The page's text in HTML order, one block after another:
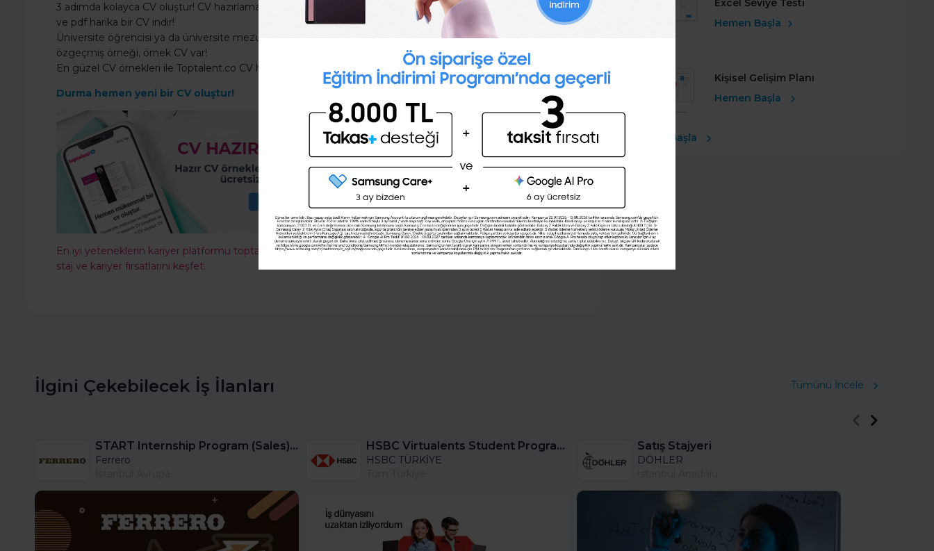
Profesyonel bir CV hazırlayıp PDF
olarak indirmek ister misin?
3 adımda kolayca CV oluştur! CV hazırlama formu ile bilgilerini doldur, hazır CV örnekleri arasından birini seç
ve pdf harika bir CV indir!
Üniversite öğrencisi ya da üniversite mezunuysan CV nasıl hazırlanır hiç düşünme! Burada birçok hazır
özgeçmiş örneği, örnek CV var!
En güzel CV örnekleri ile Toptalent.co CV hazırlama sitesi tam sana göre!
Durma hemen yeni bir CV oluştur!
En iyi yeteneklerin kariyer platformu toptalent.co'yaüye ol,Türkiye'nin ve dünyanın en iyi şirketlerinin iş,
staj ve kariyer fırsatlarını keşfet.
Excel Seviye Testi
Hemen Başla
Kişisel Gelişim Planı
Hemen Başla
Ücretsiz Başla
İlgini Çekebilecek İş İlanları Tümünü İncele
START Internship Program (Sales) - Istanbul
Ferrero
HSBC Virtualents Student Program bu sene de devam ediyor!
HSBC TÜRKİYE
Satış Stajyeri
DÖHLER